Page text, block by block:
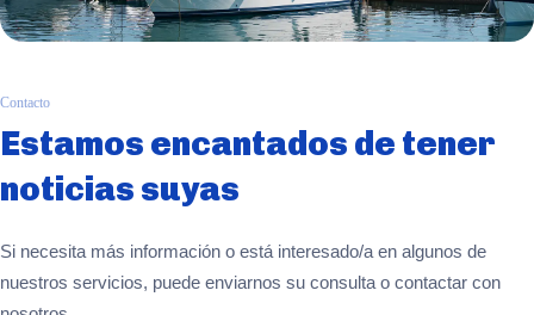
Contacto
Estamos encantados de tener
noticias suyas
Si necesita más información o está interesado/a en algunos de
nuestros servicios, puede enviarnos su consulta o contactar con